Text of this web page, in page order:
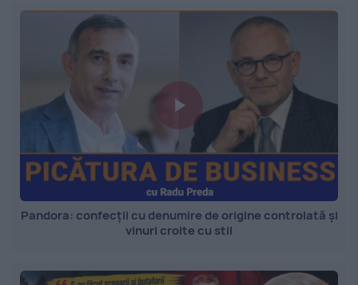
Pandora: confecții cu denumire de origine controlată și
vinuri croite cu stil